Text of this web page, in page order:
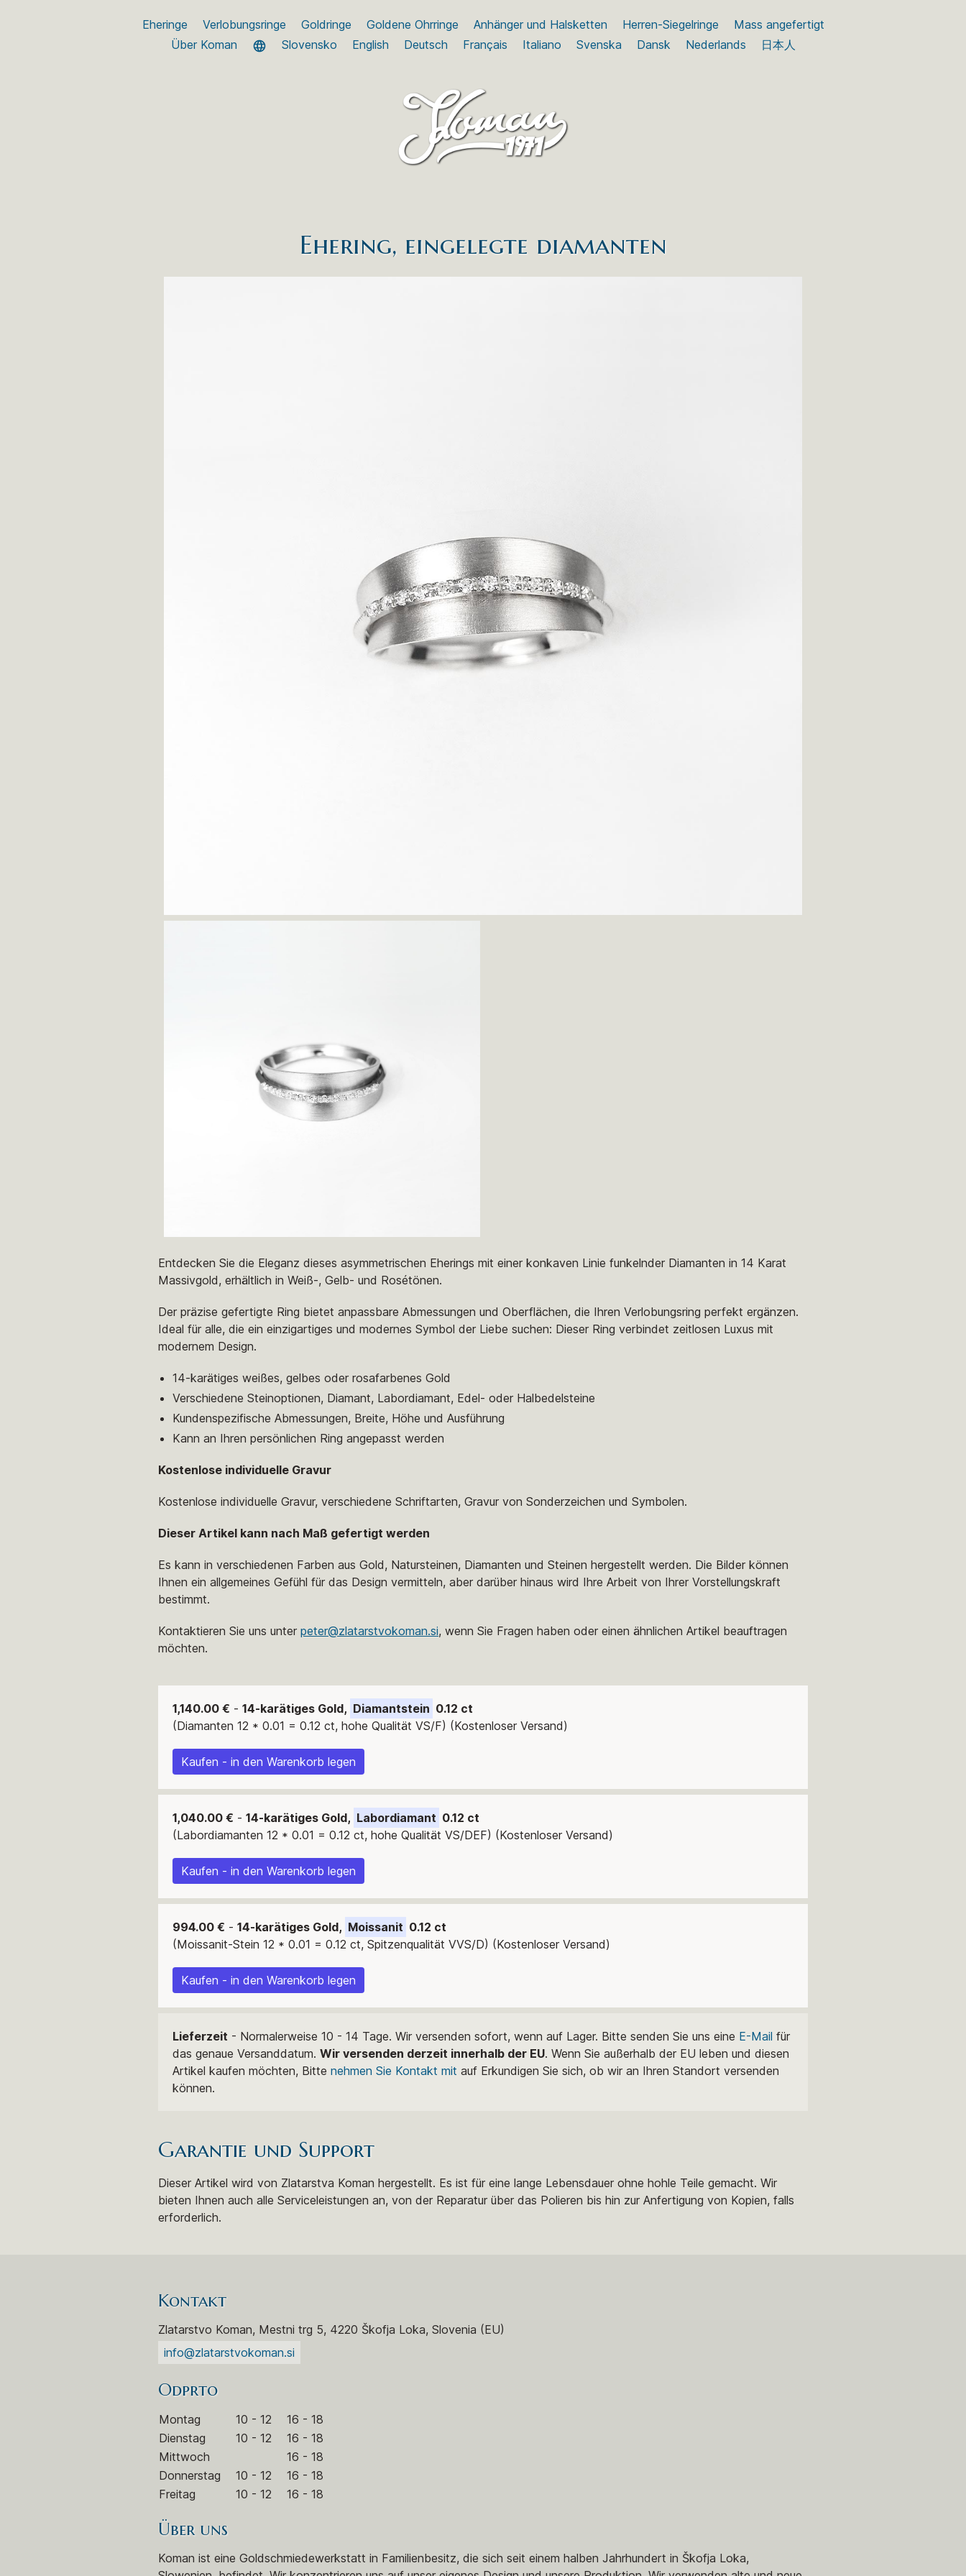
Eheringe Verlobungsringe Goldringe Goldene Ohrringe Anhänger und Halsketten Herren-Siegelringe
Mass angefertigt
Über Koman
Slovensko English Deutsch Français Italiano Svenska Dansk Nederlands 日本人
Ehering, eingelegte diamanten
Entdecken Sie die Eleganz dieses asymmetrischen Eherings mit einer konkaven Linie funkelnder Diamanten in 14 Karat
Massivgold, erhältlich in Weiß-, Gelb- und Rosétönen.
Der präzise gefertigte Ring bietet anpassbare Abmessungen und Oberflächen, die Ihren Verlobungsring perfekt ergänzen.
Ideal für alle, die ein einzigartiges und modernes Symbol der Liebe suchen: Dieser Ring verbindet zeitlosen Luxus mit
modernem Design.
14-karätiges weißes, gelbes oder rosafarbenes Gold
Verschiedene Steinoptionen, Diamant, Labordiamant, Edel- oder Halbedelsteine
Kundenspezifische Abmessungen, Breite, Höhe und Ausführung
Kann an Ihren persönlichen Ring angepasst werden
Kostenlose individuelle Gravur
Kostenlose individuelle Gravur, verschiedene Schriftarten, Gravur von Sonderzeichen und Symbolen.
Dieser Artikel kann nach Maß gefertigt werden
Es kann in verschiedenen Farben aus Gold, Natursteinen, Diamanten und Steinen hergestellt werden. Die Bilder können
Ihnen ein allgemeines Gefühl für das Design vermitteln, aber darüber hinaus wird Ihre Arbeit von Ihrer Vorstellungskraft
bestimmt.
Kontaktieren Sie uns unter peter@zlatarstvokoman.si, wenn Sie Fragen haben oder einen ähnlichen Artikel beauftragen
möchten.
1,140.00 € - 14-karätiges Gold, Diamantstein 0.12 ct
(Diamanten 12 * 0.01 = 0.12 ct, hohe Qualität VS/F) (Kostenloser Versand)
Kaufen - in den Warenkorb legen
1,040.00 € - 14-karätiges Gold, Labordiamant 0.12 ct
(Labordiamanten 12 * 0.01 = 0.12 ct, hohe Qualität VS/DEF) (Kostenloser Versand)
Kaufen - in den Warenkorb legen
994.00 € - 14-karätiges Gold, Moissanit 0.12 ct
(Moissanit-Stein 12 * 0.01 = 0.12 ct, Spitzenqualität VVS/D) (Kostenloser Versand)
Kaufen - in den Warenkorb legen
Lieferzeit - Normalerweise 10 - 14 Tage. Wir versenden sofort, wenn auf Lager. Bitte senden Sie uns eine E-Mail für
das genaue Versanddatum. Wir versenden derzeit innerhalb der EU. Wenn Sie außerhalb der EU leben und diesen
Artikel kaufen möchten, Bitte nehmen Sie Kontakt mit auf Erkundigen Sie sich, ob wir an Ihren Standort versenden
können.
Garantie und Support
Dieser Artikel wird von Zlatarstva Koman hergestellt. Es ist für eine lange Lebensdauer ohne hohle Teile gemacht. Wir
bieten Ihnen auch alle Serviceleistungen an, von der Reparatur über das Polieren bis hin zur Anfertigung von Kopien, falls
erforderlich.
Kontakt
Zlatarstvo Koman, Mestni trg 5, 4220 Škofja Loka, Slovenia (EU)
info@zlatarstvokoman.si
Odprto
Montag 10 - 12
16 - 18
Dienstag
10 - 12
16 - 18
Mittwoch
16 - 18
Donnerstag
10 - 12
16 - 18
Freitag
10 - 12 16 - 18
Über uns
Koman ist eine Goldschmiedewerkstatt in Familienbesitz, die sich seit einem halben Jahrhundert in Škofja Loka,